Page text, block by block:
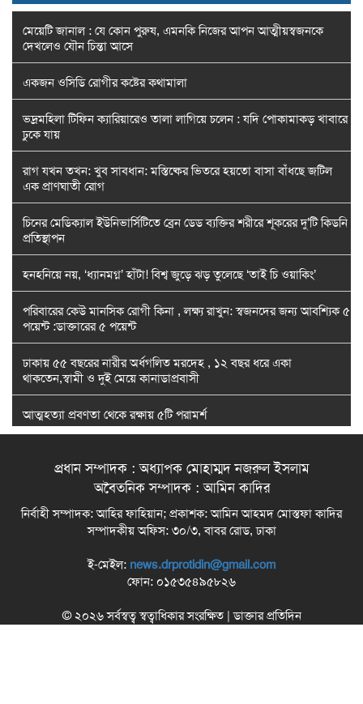
মেয়েটি জানাল : যে কোন পুরুষ, এমনকি নিজের আপন আত্মীয়স্বজনকে
দেখলেও যৌন চিন্তা আসে
একজন ওসিডি রোগীর কষ্টের কথামালা
ভদ্রমহিলা টিফিন ক্যারিয়ারেও তালা লাগিয়ে চলেন : যদি পোকামাকড় খাবারে
ঢুকে যায়
রাগ যখন তখন: খুব সাবধান: মস্তিষ্কের ভিতরে হয়তো বাসা বাঁধছে জটিল
এক প্রাণঘাতী রোগ
চিনের মেডিক্যাল ইউনিভার্সিটিতে ব্রেন ডেড ব্যক্তির শরীরে শূকরের দু’টি কিডনি
প্রতিস্থাপন
হনহনিয়ে নয়, ‘ধ্যানমগ্ন’ হাঁটা! বিশ্ব জুড়ে ঝড় তুলেছে ‘তাই চি ওয়াকিং’
পরিবারের কেউ মানসিক রোগী কিনা , লক্ষ্য রাখুন: স্বজনদের জন্য আবশ্যিক ৫
পয়েন্ট :ডাক্তারের ৫ পয়েন্ট
ঢাকায় ৫৫ বছরের নারীর অর্ধগলিত মরদেহ , ১২ বছর ধরে একা
থাকতেন,স্বামী ও দুই মেয়ে কানাডাপ্রবাসী
আত্মহত্যা প্রবণতা থেকে রক্ষায় ৫টি পরামর্শ
নিলেন বাপ্পা সরকার
মা : বীকনের অফিসিয়াল মিউজিক ভিডিওতে আবারও বাঙালির মন জয় করে
নিলেন বাপ্পা সরকার
দীর্ঘ সময় ধরে বসে থাকার অভ্যাস: তাতে যতো আপদ বিপদ
টম্যাটো খেলে অ্যাসিড রিফ্লাক্সের সমস্যা : কী কী বিষয় মাথায় রাখবেন
যৌবন ধরে রাখা না রোগমুক্তি? প্রাচীন চিকিৎসা নয়া মোড়কে
প্রধান সম্পাদক : অধ্যাপক মোহাম্মদ নজরুল ইসলাম
অবৈতনিক সম্পাদক : আমিন কাদির
নির্বাহী সম্পাদক: আহির ফাহিয়ান; প্রকাশক: আমিন আহমদ মোস্তফা কাদির
সম্পাদকীয় অফিস: ৩০/৩, বাবর রোড, ঢাকা
ই-মেইল: news.drprotidin@gmail.com
ফোন: ০১৫৩৫৪৯৫৮২৬
© ২০২৬ সর্বস্বত্ব স্বত্বাধিকার সংরক্ষিত | ডাক্তার প্রতিদিন